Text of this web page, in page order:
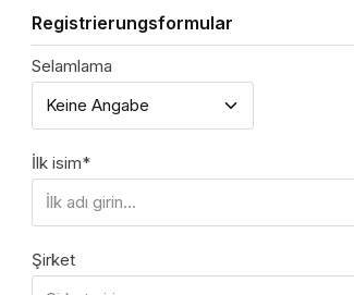
Registrierungsformular
Kişisel Bilgiler
Selamlama
İlk isim*
Şirket